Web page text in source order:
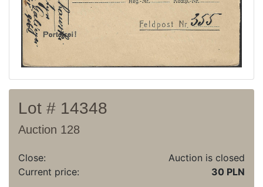
Contact
Lot # 14348
Auction 128
Close:
Auction is closed
Current price:
30 PLN